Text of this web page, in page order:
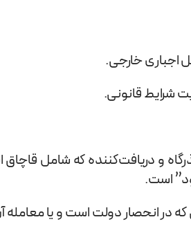
اجباری خارجی.
شرایط قانونی.
و دریافت‌کننده که شامل قاچاق
است.
که در انحصار دولت است و یا